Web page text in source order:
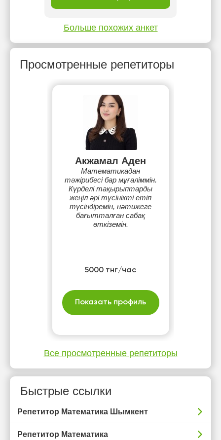
Больше похожих анкет
Просмотренные репетиторы
Акжамал Аден
Математикадан
тәжірибесі бар мұғаліммін.
Күрделі тақырыптарды
жеңіл әрі түсінікті етіп
түсіндіремін, нәтижеге
бағытталған сабақ
өткіземін.
5000 тнг/час
Показать профиль
Все просмотренные репетиторы
Быстрые ссылки
Репетитор Математика Шымкент
Репетитор Математика